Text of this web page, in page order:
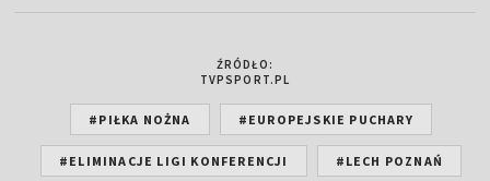
ŹRÓDŁO:
TVPSPORT.PL
#PIŁKA NOŻNA #EUROPEJSKIE PUCHARY
#ELIMINACJE LIGI KONFERENCJI #LECH POZNAŃ